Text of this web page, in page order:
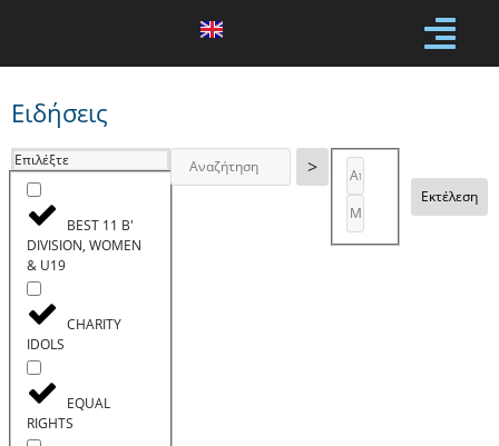
Ειδήσεις
Επιλέξτε
BEST 11 B'
DIVISION, WOMEN
& U19
CHARITY
IDOLS
EQUAL
RIGHTS
Εκτέλεση
>